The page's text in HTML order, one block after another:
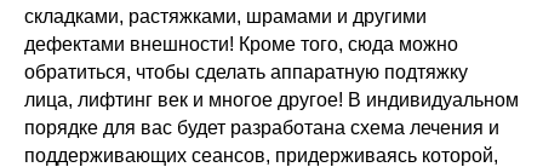
складками, растяжками, шрамами и другими
дефектами внешности! Кроме того, сюда можно
обратиться, чтобы сделать аппаратную подтяжку
лица, лифтинг век и многое другое! В индивидуальном
порядке для вас будет разработана схема лечения и
поддерживающих сеансов, придерживаясь которой,